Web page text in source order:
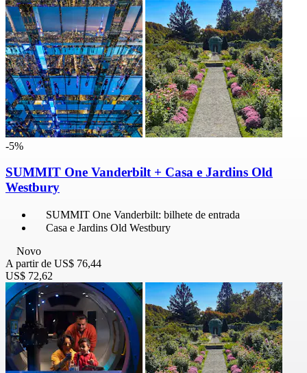
-5%
SUMMIT One Vanderbilt + Casa e Jardins Old
Westbury
SUMMIT One Vanderbilt: bilhete de entrada
Casa e Jardins Old Westbury
Novo
A partir de US$ 76,44
US$ 72,62